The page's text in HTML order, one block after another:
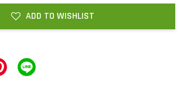
ADD TO WISHLIST